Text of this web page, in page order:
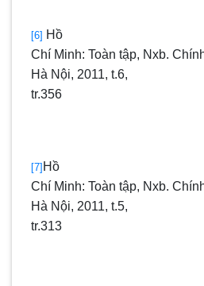
[6] Hồ
Chí Minh: Toàn tập, Nxb.
Hà Nội, 2011, t.6,
tr.356
[7] Hồ
Chí Minh: Toàn tập, Nxb.
Hà Nội, 2011, t.5,
tr.313